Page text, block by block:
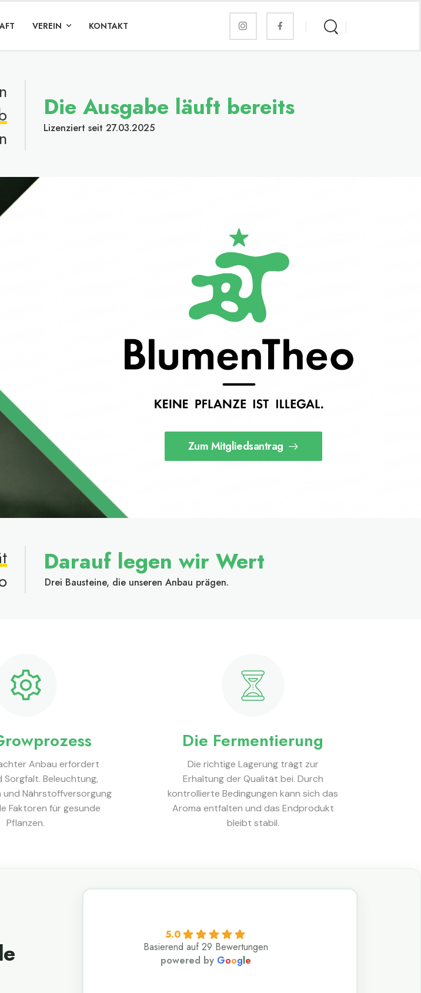
VEREIN KONTAKT
Die Ausgabe läuft bereits
Lizenziert seit 27.03.2025
Zum Mitgliedsantrag
Darauf legen wir Wert
Drei Bausteine, die unseren Anbau prägen.
Anbau erfordert
Sorgfalt. Beleuchtung,
Nährstoffversorgung
Faktoren für gesunde
Pflanzen.
Die Fermentierung
Die richtige Lagerung trägt zur
Erhaltung der Qualität bei. Durch
kontrollierte Bedingungen kann sich das
Aroma entfalten und das Endprodukt
bleibt stabil.
5.0
Basierend auf 29 Bewertungen
powered by Google